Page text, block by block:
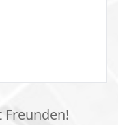
Freunden!